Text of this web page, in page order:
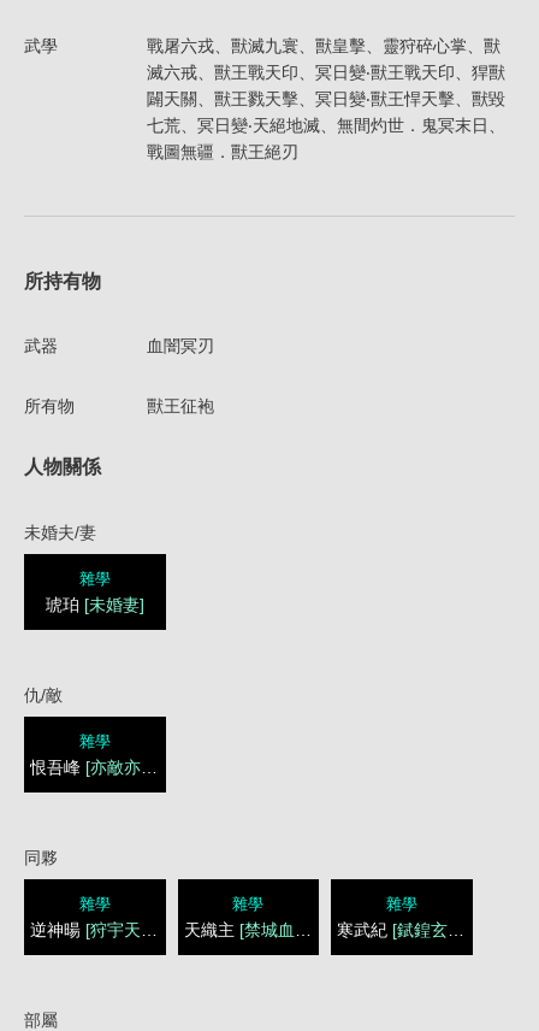
武學
戰屠六戎、獸滅九寰、獸皇擊、靈狩碎心掌、獸
滅六戒、獸王戰天印、冥日變‧獸王戰天印、猂獸
闢天關、獸王戮天擊、冥日變‧獸王悍天擊、獸毀
七荒、冥日變‧天絕地滅、無間灼世．鬼冥末日、
戰圖無疆．獸王絕刃
所持有物
武器 血闇冥刃
所有物 獸王征袍
人物關係
未婚夫/妻
雜學
琥珀 [未婚妻]
仇/敵
雜學
恨吾峰 [亦敵亦友]
同夥
雜學
逆神暘 [狩宇天脈]
雜學
天織主 [禁城血脈]
雜學
寒武紀 [錻鍠玄脈]
部屬